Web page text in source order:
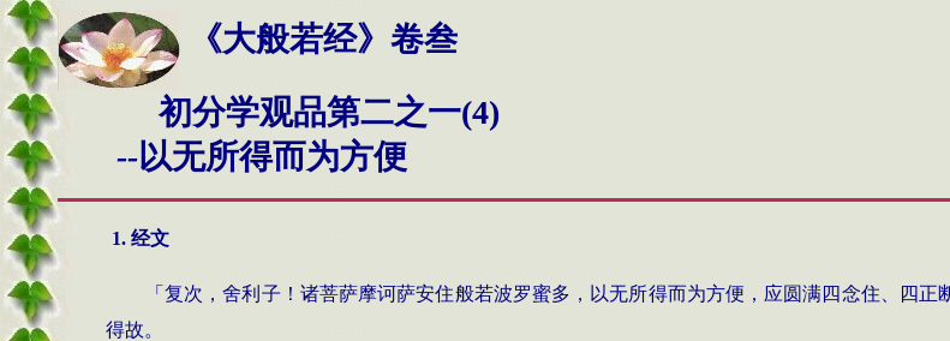
《大般若经》卷叁
初分学观品第二之一(4)
--以无所得而为方便
1. 经文
「复次，舍利子！诸菩萨摩诃萨安住般若波罗蜜多，以无所得而为方便，应圆满四念住、四
得故。